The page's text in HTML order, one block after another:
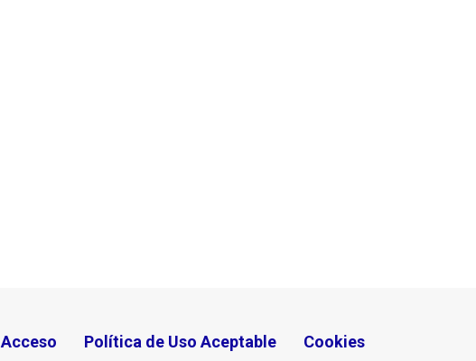
Acceso Política de Uso Aceptable Cookies